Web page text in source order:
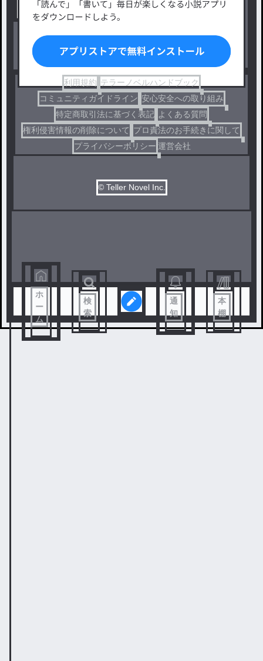
出版・メディアミックス作品
ホラー・ミステリー
コメディ
利用規約 テラーノベルハンドブック
コミュニティガイドライン 安心安全への取り組み
特定商取引法に基づく表記 よくある質問
権利侵害情報の削除について プロ責法のお手続きに関して
プライバシーポリシー 運営会社
© Teller Novel Inc.
ホ
ー
ム
検
索
通
知
本
棚